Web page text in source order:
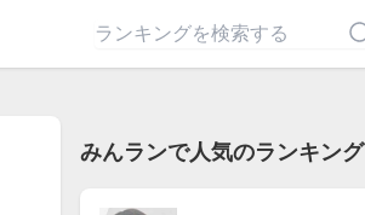
みんランで人気のランキング